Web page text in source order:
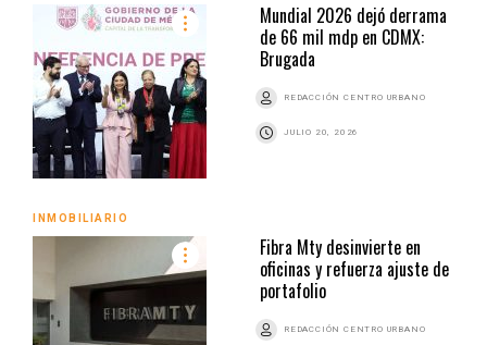
Mundial 2026 dejó derrama
de 66 mil mdp en CDMX:
Brugada
REDACCIÓN CENTRO URBANO
JULIO 20, 2026
INMOBILIARIO
Fibra Mty desinvierte en
oficinas y refuerza ajuste de
portafolio
REDACCIÓN CENTRO URBANO